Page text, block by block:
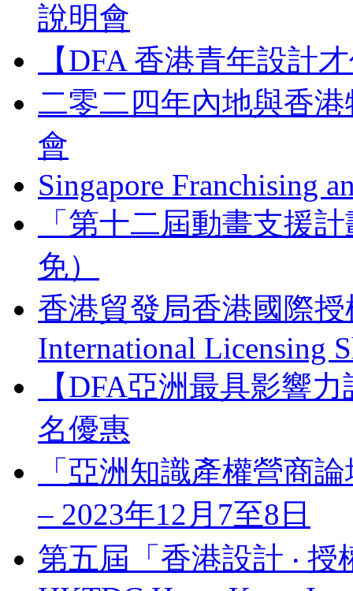
說明會
【DFA 香港青年設計
二零二四年內地與香
會
Singapore Franchising
「第十二屆動畫支援
免）
香港貿發局香港國際
International Licensing
【DFA亞洲最具影響
名優惠
「亞洲知識產權營商
– 2023年12月7至8日
第五屆「香港設計 ‧